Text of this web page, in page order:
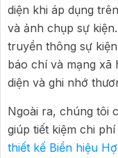
diện khi áp dụng
và ảnh chụp sự
truyền thông sự
báo chí và mạng xã
diện và ghi nhớ
Ngoài ra, chúng tôi
giúp tiết kiệm chi
thiết kế Biển hiệu